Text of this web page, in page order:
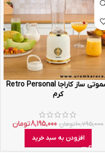
اسموتی ساز کاراجا Retro Personal
کرم
10,795,000تومان 8,195,000تومان
افزودن به سبد خرید